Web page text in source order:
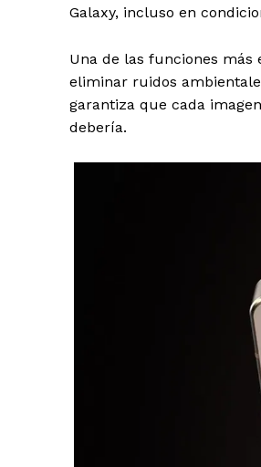
Galaxy, incluso en
Una de las funciones más
eliminar ruidos
garantiza que cada
debería.